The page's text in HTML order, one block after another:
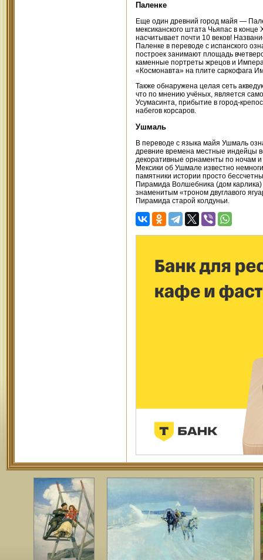
Паленке
Еще один древний город майя —
мексиканского штата Чьяпас в конце
насчитывает почти 10 веков!
Паленке в переводе с испанского
построек занимают площадь
каменные портреты жрецов и
«Космонавта» на плите саркофага
Также обнаружена целая сеть
что по мнению учёных, является
Усумасинта, прибытие в город-
набегов корсаров.
Ушмаль
В переводе с языка майя Ушмаль
древние времена местные индейцы
декоративные орнаменты по ночам
Мексики об Ушмале известно
памятники истории просто
Пирамида Волшебника (дом
знаменитым «троном двуглавого
Пирамида старой колдуньи.